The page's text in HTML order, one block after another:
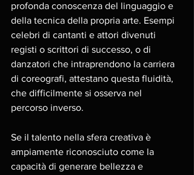
profonda conoscenza del linguaggio e
della tecnica della propria arte. Esempi
celebri di cantanti e attori divenuti
registi o scrittori di successo, o di
danzatori che intraprendono la carriera
di coreografi, attestano questa fluidità,
che difficilmente si osserva nel
percorso inverso.
Se il talento nella sfera creativa è
ampiamente riconosciuto come la
capacità di generare bellezza e